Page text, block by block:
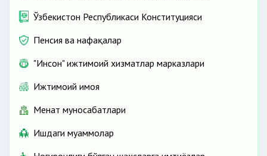
Ўзбекистон Республикаси Конституцияси
Пенсия ва нафақалар
"Инсон" ижтимоий хизматлар марказлари
Ижтимоий ҳимоя
Меҳнат муносабатлари
Ишдаги муаммолар